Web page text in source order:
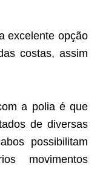
excelente opção
costas, assim
a polia é que
de diversas
possibilitam
movimentos